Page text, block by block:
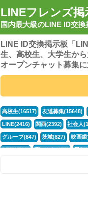
LINEフレンズ掲
国内最大級のLINE ID交換
LINE ID交換掲示板「
生、高校生、大学生か
オープンチャット募集に
高校生(16517) 友達募集(15648)
LINE(2416) 関西(2392) 社会人
グループ(847) 茨城(827) 映画鑑
APEX(519) 暇つぶし(476) 愛知